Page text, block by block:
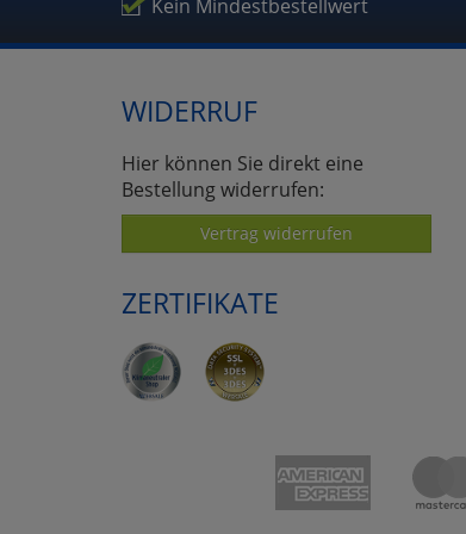
Kein Mindestbestellwert
WIDERRUF
Hier können Sie direkt eine
Bestellung widerrufen:
Vertrag widerrufen
ZERTIFIKATE